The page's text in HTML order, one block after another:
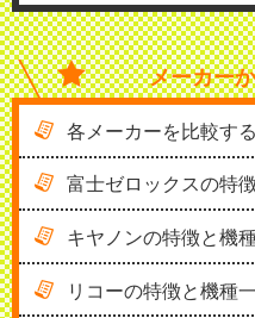
メーカー
各メーカーを比較する
富士ゼロックスの特
キヤノンの特徴と機
リコーの特徴と機種